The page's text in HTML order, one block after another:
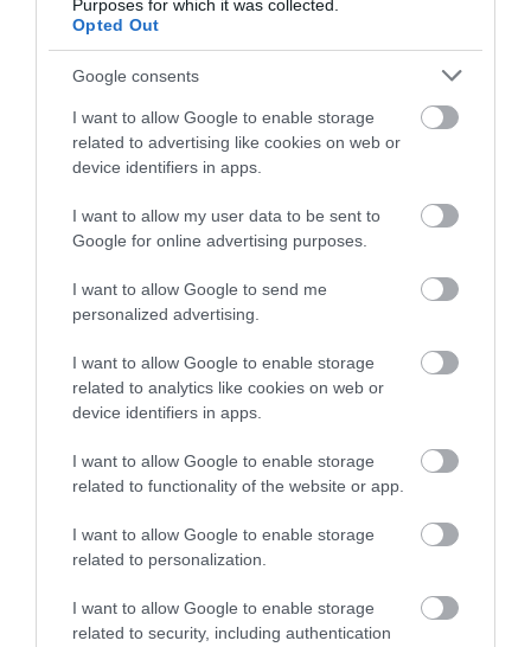
Purposes for which it was collected.
Opted Out
Google consents
I want to allow Google to enable storage
related to advertising like cookies on web or
device identifiers in apps.
I want to allow my user data to be sent to
Google for online advertising purposes.
I want to allow Google to send me
personalized advertising.
I want to allow Google to enable storage
related to analytics like cookies on web or
device identifiers in apps.
I want to allow Google to enable storage
related to functionality of the website or app.
I want to allow Google to enable storage
related to personalization.
I want to allow Google to enable storage
related to security, including authentication
Miket tiltott a hírhedt szabályzat?
A férfiak és nők hálószobai ábrázolását illetően a